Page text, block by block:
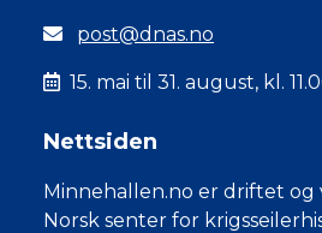
post@dnas.no
15. mai til 31. august, kl.
Nettsiden
Minnehallen.no er driftet
Norsk senter for